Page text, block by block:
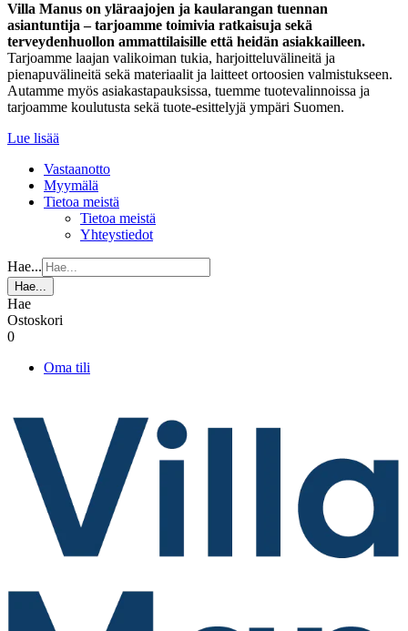
Villa Manus on yläraajojen ja kaularangan tuennan
asiantuntija – tarjoamme toimivia ratkaisuja sekä
terveydenhuollon ammattilaisille että heidän asiakkailleen.
Tarjoamme laajan valikoiman tukia, harjoitteluvälineitä ja
pienapuvälineitä sekä materiaalit ja laitteet ortoosien valmistukseen.
Autamme myös asiakastapauksissa, tuemme tuotevalinnoissa ja
tarjoamme koulutusta sekä tuote-esittelyjä ympäri Suomen.
Lue lisää
Vastaanotto
Myymälä
Tietoa meistä
Tietoa meistä
Yhteystiedot
Hae...
Hae...
Hae
Ostoskori
0
Oma tili